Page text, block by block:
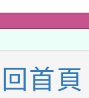
節水達
系列
藝術
(無人
動站研
首頁